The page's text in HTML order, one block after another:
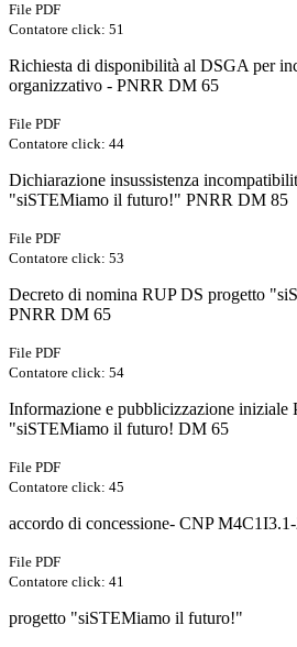
File PDF
Contatore click: 51
Richiesta di disponibilità al DSGA per
organizzativo - PNRR DM 65
File PDF
Contatore click: 44
Dichiarazione insussistenza
"siSTEMiamo il futuro!" PNRR DM 85
File PDF
Contatore click: 53
Decreto di nomina RUP DS progetto
PNRR DM 65
File PDF
Contatore click: 54
Informazione e pubblicizzazione iniziale
"siSTEMiamo il futuro! DM 65
File PDF
Contatore click: 45
accordo di concessione- CNP
File PDF
Contatore click: 41
progetto "siSTEMiamo il futuro!"